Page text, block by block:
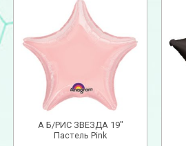
А Б/РИС ЗВЕЗДА 19″
Пастель Pink